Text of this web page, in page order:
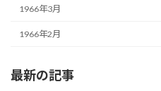
1966年3月
1966年2月
最新の記事